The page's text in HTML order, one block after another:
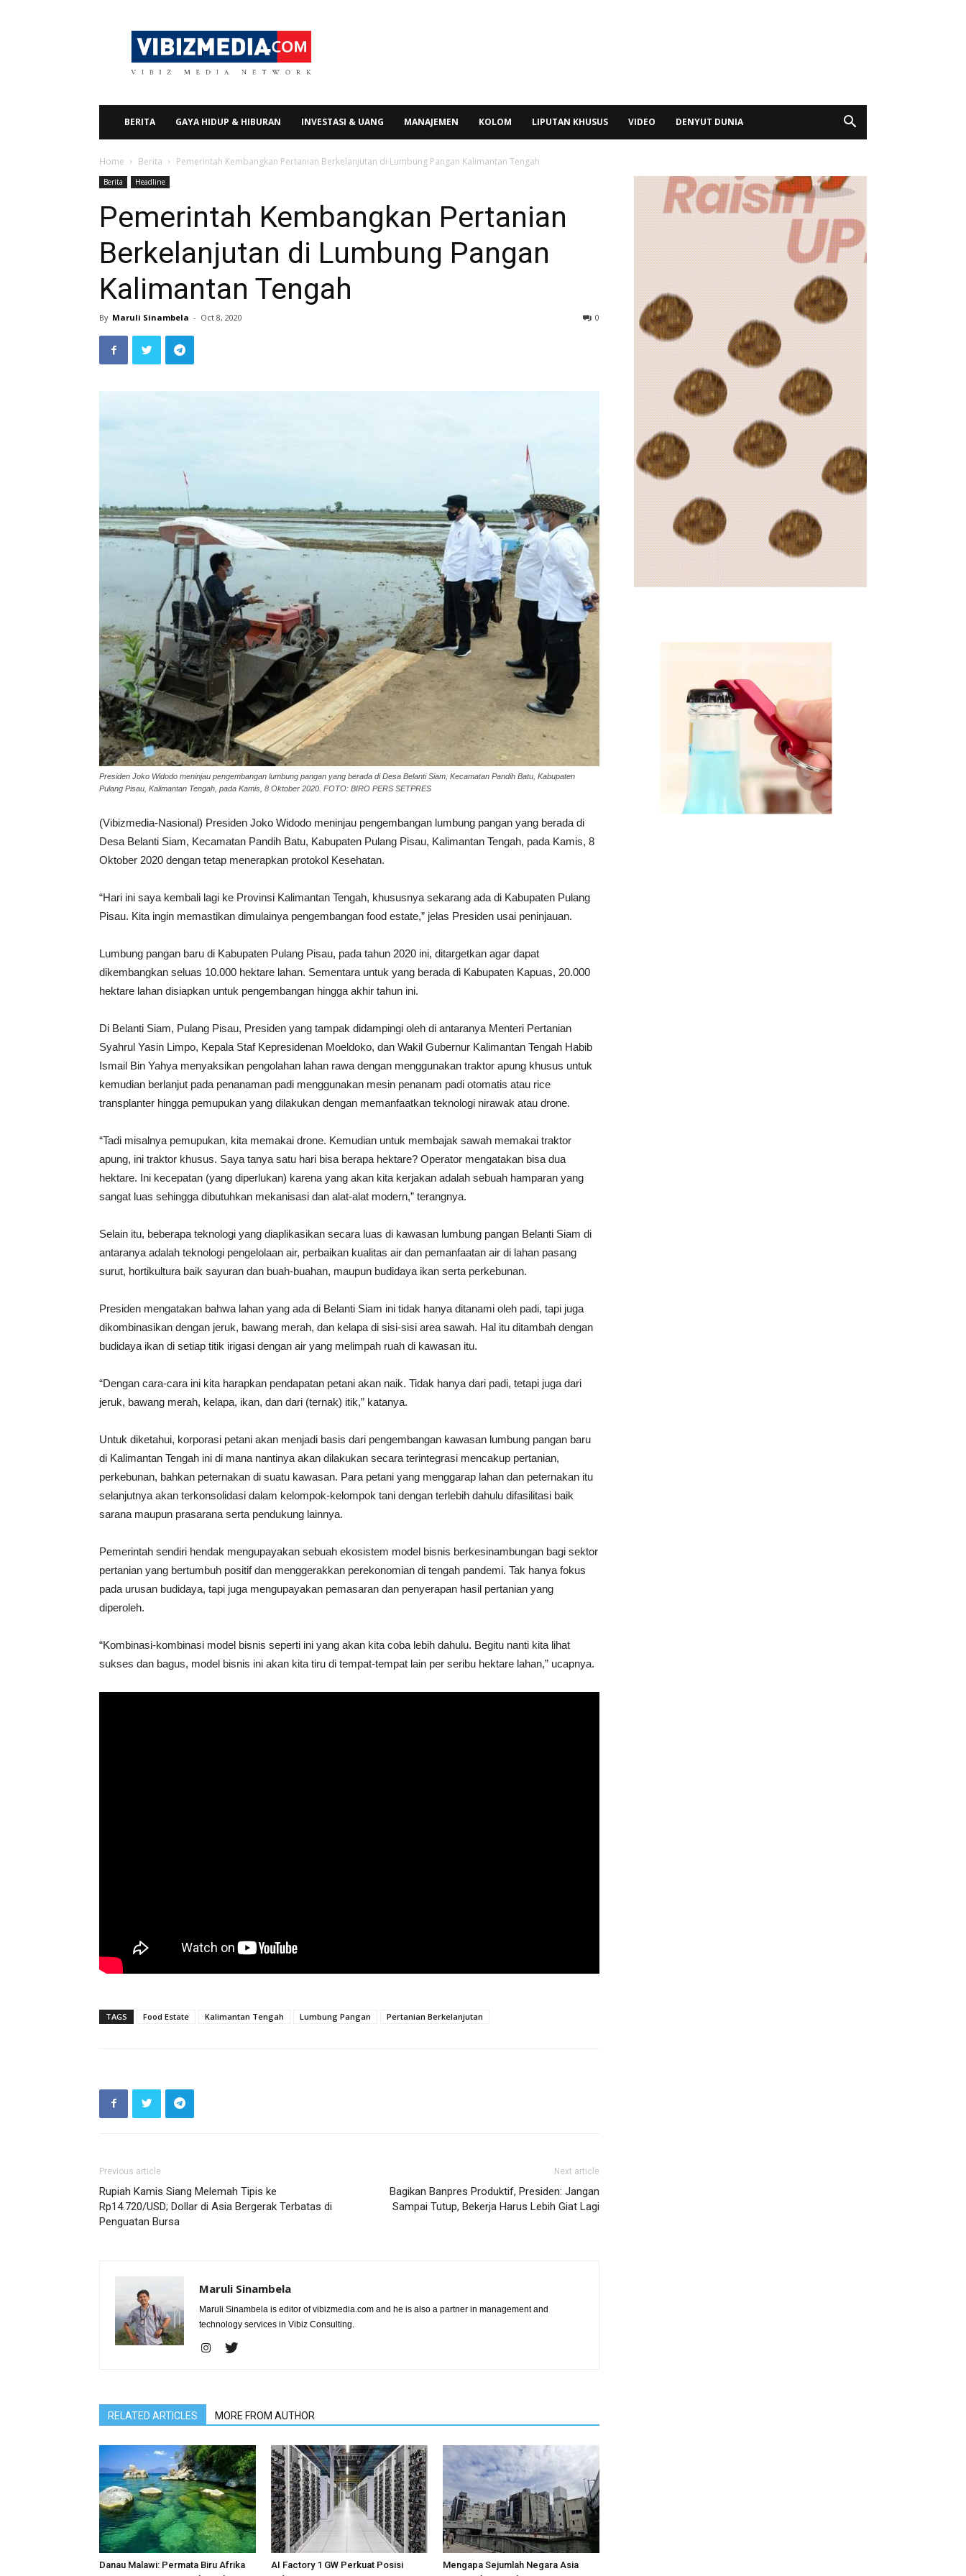
Vibizmedia.com
BERITA GAYA HIDUP & HIBURAN INVESTASI & UANG MANAJEMEN KOLOM LIPUTAN KHUSUS VIDEO DENYUT DUNIA
Home Berita Pemerintah Kembangkan Pertanian Berkelanjutan di Lumbung Pangan Kalimantan Tengah
Berita Headline
Pemerintah Kembangkan Pertanian
Berkelanjutan di Lumbung Pangan
Kalimantan Tengah
By Maruli Sinambela - Oct 8, 2020 0
Presiden Joko Widodo meninjau pengembangan lumbung pangan yang berada di Desa Belanti Siam, Kecamatan Pandih Batu, Kabupaten
Pulang Pisau, Kalimantan Tengah, pada Kamis, 8 Oktober 2020. FOTO: BIRO PERS SETPRES
(Vibizmedia-Nasional) Presiden Joko Widodo meninjau pengembangan lumbung pangan yang berada di
Desa Belanti Siam, Kecamatan Pandih Batu, Kabupaten Pulang Pisau, Kalimantan Tengah, pada Kamis, 8
Oktober 2020 dengan tetap menerapkan protokol Kesehatan.
“Hari ini saya kembali lagi ke Provinsi Kalimantan Tengah, khususnya sekarang ada di Kabupaten Pulang
Pisau. Kita ingin memastikan dimulainya pengembangan food estate,” jelas Presiden usai peninjauan.
Lumbung pangan baru di Kabupaten Pulang Pisau, pada tahun 2020 ini, ditargetkan agar dapat
dikembangkan seluas 10.000 hektare lahan. Sementara untuk yang berada di Kabupaten Kapuas, 20.000
hektare lahan disiapkan untuk pengembangan hingga akhir tahun ini.
Di Belanti Siam, Pulang Pisau, Presiden yang tampak didampingi oleh di antaranya Menteri Pertanian
Syahrul Yasin Limpo, Kepala Staf Kepresidenan Moeldoko, dan Wakil Gubernur Kalimantan Tengah Habib
Ismail Bin Yahya menyaksikan pengolahan lahan rawa dengan menggunakan traktor apung khusus untuk
kemudian berlanjut pada penanaman padi menggunakan mesin penanam padi otomatis atau rice
transplanter hingga pemupukan yang dilakukan dengan memanfaatkan teknologi nirawak atau drone.
“Tadi misalnya pemupukan, kita memakai drone. Kemudian untuk membajak sawah memakai traktor
apung, ini traktor khusus. Saya tanya satu hari bisa berapa hektare? Operator mengatakan bisa dua
hektare. Ini kecepatan (yang diperlukan) karena yang akan kita kerjakan adalah sebuah hamparan yang
sangat luas sehingga dibutuhkan mekanisasi dan alat-alat modern,” terangnya.
Selain itu, beberapa teknologi yang diaplikasikan secara luas di kawasan lumbung pangan Belanti Siam di
antaranya adalah teknologi pengelolaan air, perbaikan kualitas air dan pemanfaatan air di lahan pasang
surut, hortikultura baik sayuran dan buah-buahan, maupun budidaya ikan serta perkebunan.
Presiden mengatakan bahwa lahan yang ada di Belanti Siam ini tidak hanya ditanami oleh padi, tapi juga
dikombinasikan dengan jeruk, bawang merah, dan kelapa di sisi-sisi area sawah. Hal itu ditambah dengan
budidaya ikan di setiap titik irigasi dengan air yang melimpah ruah di kawasan itu.
“Dengan cara-cara ini kita harapkan pendapatan petani akan naik. Tidak hanya dari padi, tetapi juga dari
jeruk, bawang merah, kelapa, ikan, dan dari (ternak) itik,” katanya.
Untuk diketahui, korporasi petani akan menjadi basis dari pengembangan kawasan lumbung pangan baru
di Kalimantan Tengah ini di mana nantinya akan dilakukan secara terintegrasi mencakup pertanian,
perkebunan, bahkan peternakan di suatu kawasan. Para petani yang menggarap lahan dan peternakan itu
selanjutnya akan terkonsolidasi dalam kelompok-kelompok tani dengan terlebih dahulu difasilitasi baik
sarana maupun prasarana serta pendukung lainnya.
Pemerintah sendiri hendak mengupayakan sebuah ekosistem model bisnis berkesinambungan bagi sektor
pertanian yang bertumbuh positif dan menggerakkan perekonomian di tengah pandemi. Tak hanya fokus
pada urusan budidaya, tapi juga mengupayakan pemasaran dan penyerapan hasil pertanian yang
diperoleh.
“Kombinasi-kombinasi model bisnis seperti ini yang akan kita coba lebih dahulu. Begitu nanti kita lihat
sukses dan bagus, model bisnis ini akan kita tiru di tempat-tempat lain per seribu hektare lahan,” ucapnya.
TAGS Food Estate Kalimantan Tengah Lumbung Pangan Pertanian Berkelanjutan
Previous article
Rupiah Kamis Siang Melemah Tipis ke
Rp14.720/USD; Dollar di Asia Bergerak Terbatas di
Penguatan Bursa
Next article
Bagikan Banpres Produktif, Presiden: Jangan
Sampai Tutup, Bekerja Harus Lebih Giat Lagi
Maruli Sinambela
Maruli Sinambela is editor of vibizmedia.com and he is also a partner in management and
technology services in Vibiz Consulting.
RELATED ARTICLES MORE FROM AUTHOR
Danau Malawi: Permata Biru Afrika
AI Factory 1 GW Perkuat Posisi
Mengapa Sejumlah Negara Asia